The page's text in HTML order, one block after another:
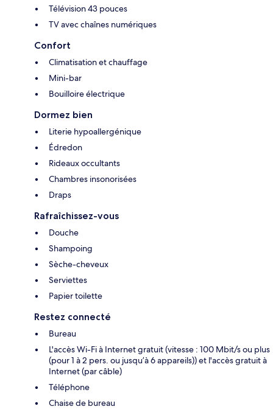
Télévision 43 pouces
TV avec chaînes numériques
Confort
Climatisation et chauffage
Mini-bar
Bouilloire électrique
Dormez bien
Literie hypoallergénique
Édredon
Rideaux occultants
Chambres insonorisées
Draps
Rafraîchissez-vous
Douche
Shampoing
Sèche-cheveux
Serviettes
Papier toilette
Restez connecté
Bureau
L'accès Wi-Fi à Internet gratuit (vitesse : 100 Mbit/s ou plus
(pour 1 à 2 pers. ou jusqu’à 6 appareils)) et l'accès gratuit à
Internet (par câble)
Téléphone
Chaise de bureau